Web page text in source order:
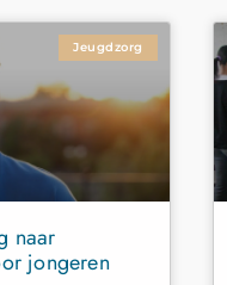
Jeugdzorg
naar
jongeren